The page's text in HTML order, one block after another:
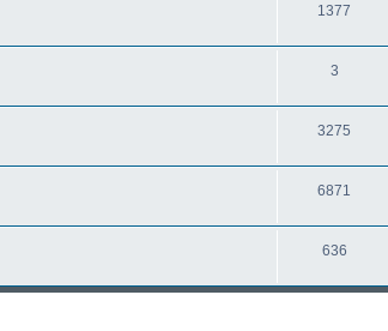
1377
3
3275
6871
636